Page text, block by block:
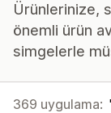
Ürünlerinize,
önemli ürün
simgelerle
369 uygulama: